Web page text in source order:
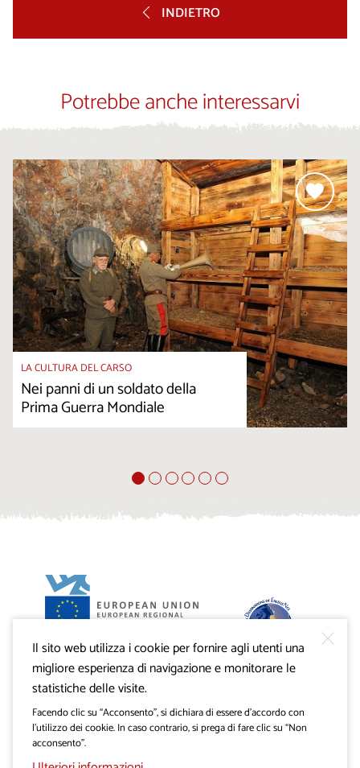
INDIETRO
Potrebbe anche interessarvi
LA CULTURA DEL CARSO
Nei panni di un soldato della
Prima Guerra Mondiale
Progetto VisitKras. L’investimento è cofinanziato dalla
Repubblica di Slovenia e dal Fondo europeo di sviluppo
regionale dell’Unione Europea.
Il sito web utilizza i cookie per fornire agli utenti una
migliore esperienza di navigazione e monitorare le
statistiche delle visite.
Facendo clic su “Acconsento”, si dichiara di essere d’accordo con
l’utilizzo dei cookie. In caso contrario, si prega di fare clic su “Non
acconsento”.